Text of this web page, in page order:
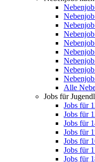
Alle
Jobs für
Jobs für
Jobs für
Jobs für
Jobs für
Jobs für
Jobs für
Jobs für